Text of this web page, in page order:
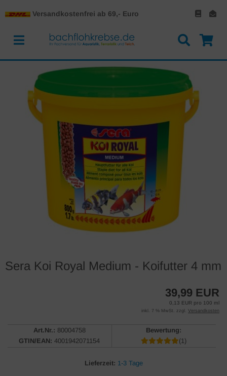
Versandkostenfrei ab 69,- Euro
Sera Koi Royal Medium - Koifutter 4 mm
39,99 EUR
0,13 EUR pro 100 ml
inkl. 7 % MwSt. zzgl. Versandkosten
Art.Nr.: 80004758
GTIN/EAN: 4001942071154
Bewertung:
(1)
Lieferzeit: 1-3 Tage